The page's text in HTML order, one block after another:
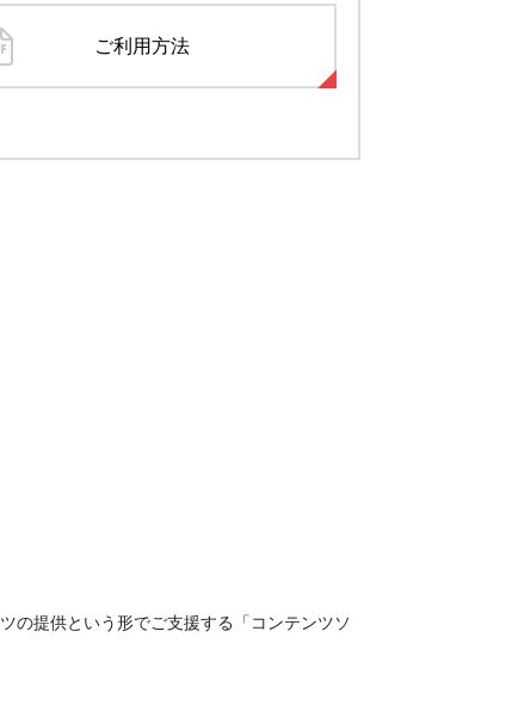
ご利用方法
の提供という形でご支援する「コンテンツソ